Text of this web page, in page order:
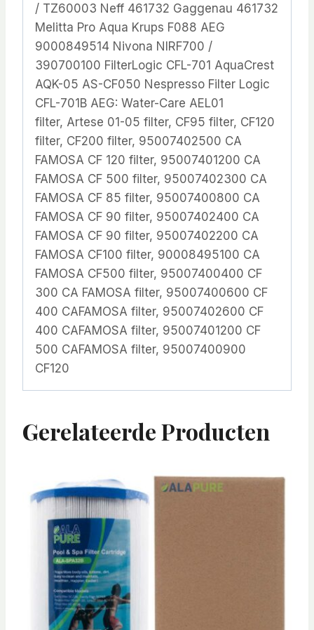
/ TZ60003 Neff 461732 Gaggenau 461732
Melitta Pro Aqua Krups F088 AEG
9000849514 Nivona NIRF700 /
390700100 FilterLogic CFL-701 AquaCrest
AQK-05 AS-CF050 Nespresso Filter Logic
CFL-701B AEG: Water-Care AEL01
filter, Artese 01-05 filter, CF95 filter, CF120
filter, CF200 filter, 95007402500 CA
FAMOSA CF 120 filter, 95007401200 CA
FAMOSA CF 500 filter, 95007402300 CA
FAMOSA CF 85 filter, 95007400800 CA
FAMOSA CF 90 filter, 95007402400 CA
FAMOSA CF 90 filter, 95007402200 CA
FAMOSA CF100 filter, 90008495100 CA
FAMOSA CF500 filter, 95007400400 CF
300 CA FAMOSA filter, 95007400600 CF
400 CAFAMOSA filter, 95007402600 CF
400 CAFAMOSA filter, 95007401200 CF
500 CAFAMOSA filter, 95007400900
CF120
Gerelateerde Producten